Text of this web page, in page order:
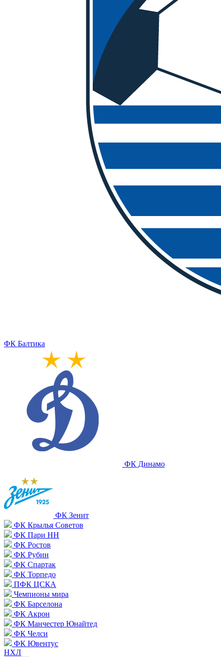
ФК Балтика
ФК Динамо
ФК Зенит
ФК Крылья Советов
ФК Пари НН
ФК Ростов
ФК Рубин
ФК Спартак
ФК Торпедо
ПФК ЦСКА
Чемпионы мира
ФК Барселона
ФК Акрон
ФК Манчестер Юнайтед
ФК Челси
ФК Ювентус
НХЛ